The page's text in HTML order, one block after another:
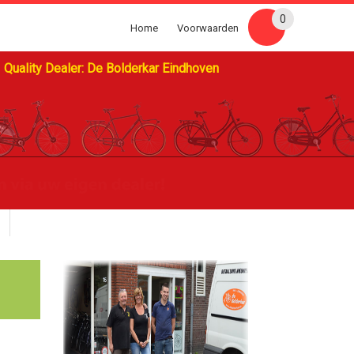
Quality Dealer: De Bolderkar Eindhoven
Home Voorwaarden
0